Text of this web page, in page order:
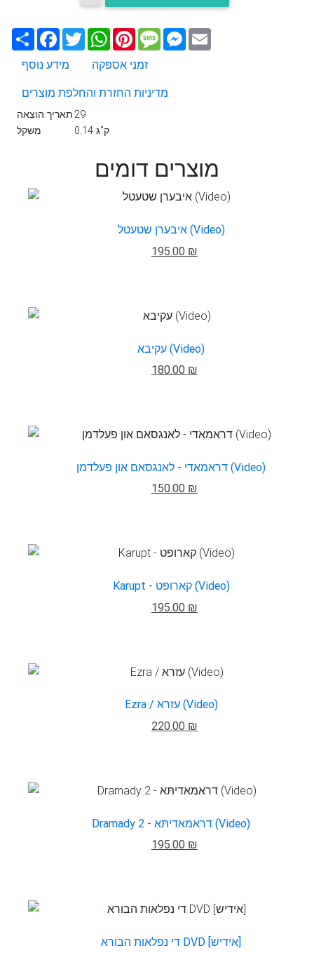
שתף Facebook
TwitterWhatsApp
PinterestMessageMessenger
מידע נוסף
זמני אספקה
מדיניות החזרת והחלפת מוצרים
תאריך הוצאה29
משקל
0.14 ק"ג
מוצרים דומים
איבערן שטעטל (Video)
195.00 ₪
עקיבא (Video)
180.00 ₪
דראמאדי - לאנגסאם און פעלדמן (Video)
150.00 ₪
Karupt - קארופּט (Video)
195.00 ₪
Ezra / עזרא (Video)
220.00 ₪
Dramady 2 - דראמאדיתּא (Video)
195.00 ₪
די נפלאות הבורא DVD [אידיש]